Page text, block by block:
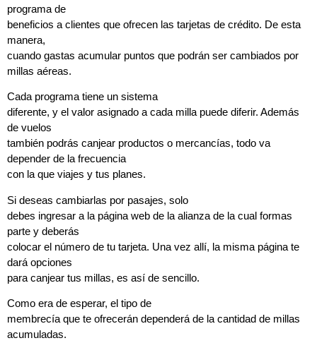
programa de
beneficios a clientes que ofrecen las tarjetas de crédito. De esta
manera,
cuando gastas acumular puntos que podrán ser cambiados por
millas aéreas.
Cada programa tiene un sistema
diferente, y el valor asignado a cada milla puede diferir. Además
de vuelos
también podrás canjear productos o mercancías, todo va
depender de la frecuencia
con la que viajes y tus planes.
Si deseas cambiarlas por pasajes, solo
debes ingresar a la página web de la alianza de la cual formas
parte y deberás
colocar el número de tu tarjeta. Una vez allí, la misma página te
dará opciones
para canjear tus millas, es así de sencillo.
Como era de esperar, el tipo de
membrecía que te ofrecerán dependerá de la cantidad de millas
acumuladas.